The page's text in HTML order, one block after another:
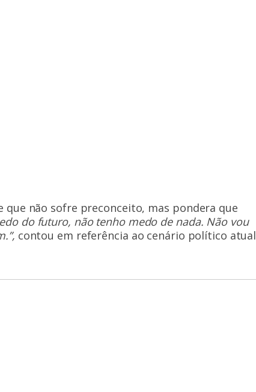
não sofre preconceito, mas pondera que
do futuro, não tenho medo de nada. Não vou
contou em referência ao cenário político atual